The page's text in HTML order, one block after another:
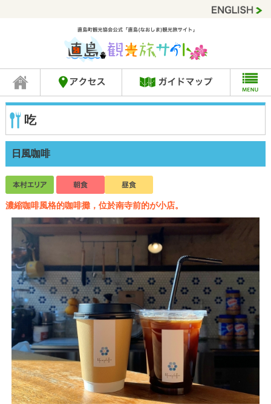
吃
日風咖啡
濃縮咖啡風格的咖啡攤，位於南寺前的が小店。